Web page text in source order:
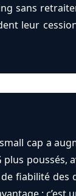
sans
leur
cap a
fiabilité des